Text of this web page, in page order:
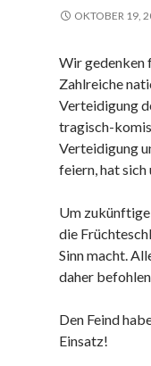
OKTOBER 19,
Wir gedenken
Zahlreiche
Verteidigung
tragisch-
Verteidigung
feiern, hat sich
Um
die
Sinn macht.
daher
Den Feind
Einsatz!